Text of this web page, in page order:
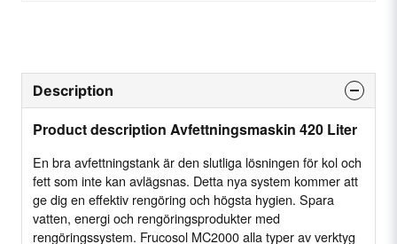
Description
Product description Avfettningsmaskin 420 Liter
En bra avfettningstank är den slutliga lösningen för kol och
fett som inte kan avlägsnas. Detta nya system kommer att
ge dig en effektiv rengöring och högsta hygien. Spara
vatten, energi och rengöringsprodukter med
rengöringssystem. Frucosol MC2000 alla typer av verktyg